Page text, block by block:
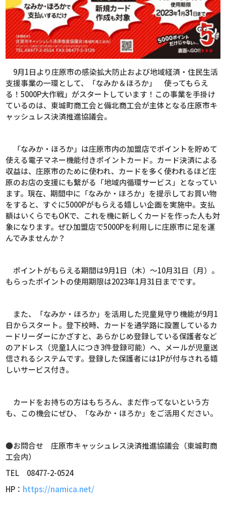
9月1日より庄原市の感染拡大防止および地域経済・住民生活
支援事業の一環として、「なみか＆ほろか」 使ってもらえ
る！5000P大作戦」がスタートしています！この事業を手掛け
ているのは、東城町商工会と備北商工会が主体となる庄原市キ
ャッシュレス決済推進協議会。
「なみか・ほろか」は庄原市内の加盟店でポイントを貯めて
使える電子マネー機能付きポイントカード。カード決済による
収益は、庄原市のために使われ、カードを多く使われるほど庄
原のお店の支援にも繋がる「地域内循環サービス」となってい
ます。現在、期間中に「なみか・ほろか」を提示してお買い物
をすると、すぐに5000Pがもらえる嬉しい企画を実施中。支払
額はいくらでもOKで、これを機に新しくカードを作った人も対
象になります。ぜひ加盟店で5000Pを利用しに庄原市に足を運
んでみませんか？
ポイントがもらえる期間は9月1日（木）～10月31日（月）。
もらったポイントの使用期限は2023年1月31日までです。
また、「なみか・ほろか」を活用した児童見守り機能が9月1
日からスタート。登下校時、カードを通学路に設置しているカ
ードリーダーにかざすと、あらかじめ登録している保護者など
のアドレス（児童1人につき3件登録可能）へ、メールが児童送
信されるシステムです。登録した保護者には1Pが付与される嬉
しいサービス付き。
カードをお持ちの方はもちろん、まだ作ってないという方
も、この機会にぜひ、「なみか・ほろか」をご活用ください。
●お問合せ 庄原市キャッシュレス決済推進協議会（東城町商
工会内）
TEL 08477-2-0524
HP： https://namica.net/